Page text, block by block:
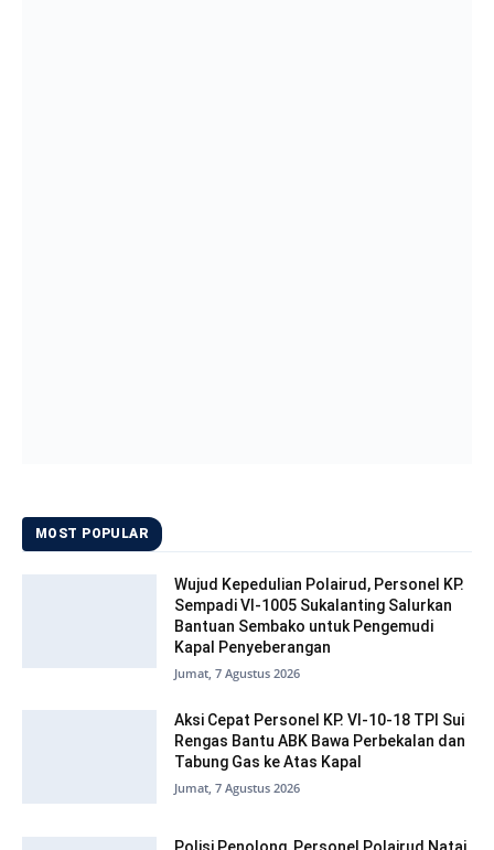
MOST POPULAR
Wujud Kepedulian Polairud, Personel KP.
Sempadi VI-1005 Sukalanting Salurkan
Bantuan Sembako untuk Pengemudi
Kapal Penyeberangan
Jumat, 7 Agustus 2026
Aksi Cepat Personel KP. VI-10-18 TPI Sui
Rengas Bantu ABK Bawa Perbekalan dan
Tabung Gas ke Atas Kapal
Jumat, 7 Agustus 2026